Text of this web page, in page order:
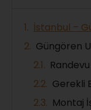
İstanbul –
Güngören
Randevu
Gerekli
Montaj